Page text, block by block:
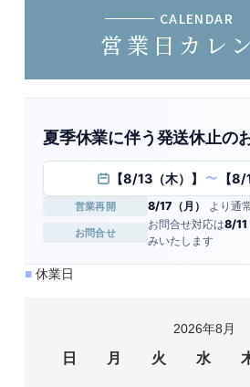
CALENDAR
営業日カレ
夏季休業に伴う発送休止の
【8/13（木）】 〜 【8/
営業再開 8/17（月） より通
お問合せ
お問合せ対応は8/11
みいたします
■休業日
2026年8月
日 月 火 水